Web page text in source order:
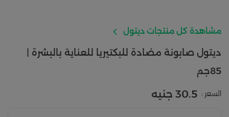
مشاهدة كل منتجات ديتول
ديتول صابونة مضادة للبكتيريا للعناية بالبشرة |
85جم
السعر : 30.5 جنيه